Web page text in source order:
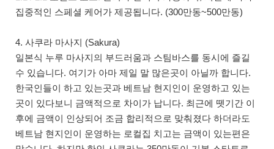
집중적인 스페셜 케어가 제공됩니다. (300만동~500만동)
4. 사쿠라 마사지 (Sakura)
일본식 누루 마사지의 부드러움과 스팀바스를 동시에 즐길
수 있습니다. 여기가 아마 제일 말 많은곳이 아닐까 합니다.
한국인들이 하고 있는곳과 베트남 현지인이 운영하고 있는
곳이 있다보니 금액적으로 차이가 납니다. 최근에 뗏기간 이
후에 금액이 인상되어 조금 합리적으로 맞춰졌다 하더라도
베트남 현지인이 운영하는 로컬집 치고는 금액이 있는편은